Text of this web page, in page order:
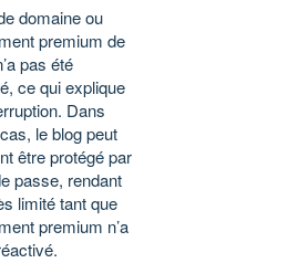
domaine ou
premium de
pas été
ce qui explique
Dans
le blog peut
être protégé par
passe, rendant
limité tant que
premium n’a